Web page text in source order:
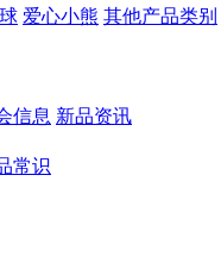
爱心小熊 其他产品类别
信息 新品资讯
常识